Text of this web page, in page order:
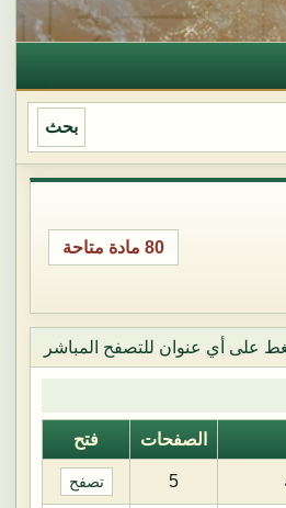
بحث
80 مادة متاحة
على أي عنوان للتصفح المباشر
الصفحات فتح
5 تصفح